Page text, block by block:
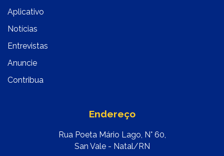
Aplicativo
Notícias
Entrevistas
Anuncie
Contribua
Endereço
Rua Poeta Mário Lago, N° 60,
San Vale - Natal/RN